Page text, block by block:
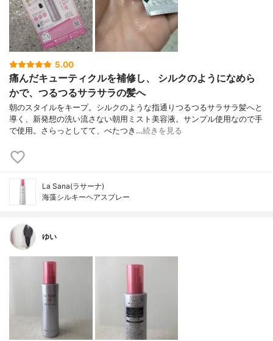
5.00
痛んだキューティクルを補修し、 シルクのようになめら
かで、つるつるサラサラの髪へ
朝のスタイルをキープ。シルクのような指通りつるつるサラサラ髪へと
導く、新発想の洗い流さない朝用ミスト美容液。サンプル使用なので手
で使用。さらっとしてて、べたつき…続きを見る
La Sana(ラサーナ)
海藻シルキーヘアスプレー
ゆい